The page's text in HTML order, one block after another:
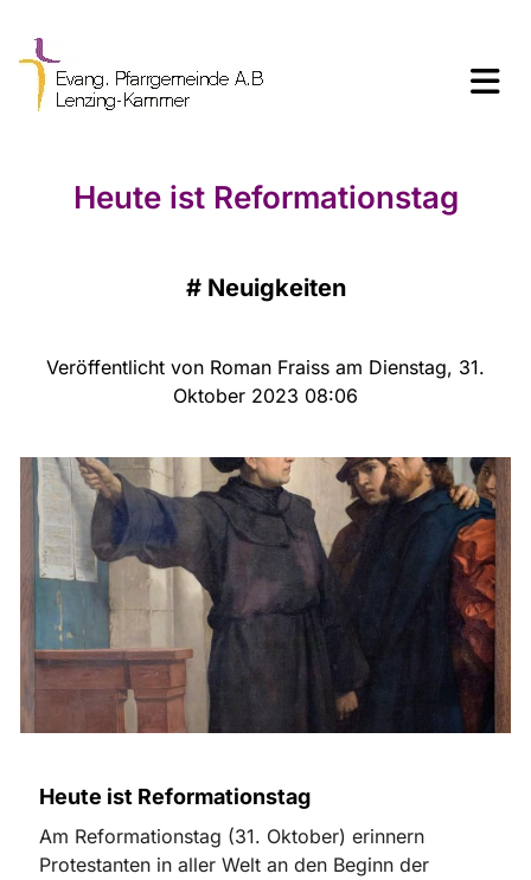
Heute ist Reformationstag
# Neuigkeiten
Veröffentlicht von Roman Fraiss am Dienstag, 31.
Oktober 2023 08:06
Heute ist Reformationstag
Am Reformationstag (31. Oktober) erinnern
Protestanten in aller Welt an den Beginn der